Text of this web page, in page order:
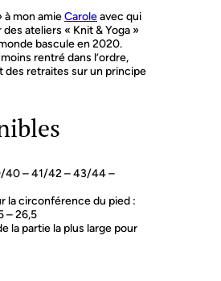
à mon amieCaroleavec qui
des ateliers « Knit & Yoga »
bascule en 2020.
rentré dans l’ordre,
des retraites sur un principe
40 – 41/42 – 43/44 –
la circonférence du pied :
– 26,5
la partie la plus large pour